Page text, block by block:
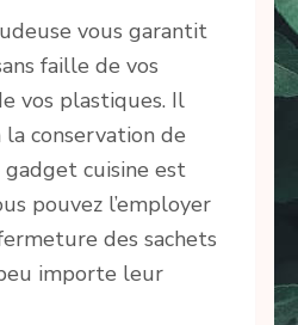
vous garantit
faille de vos
vos plastiques. Il
conservation de
gadget cuisine est
pouvez l’employer
des sachets
importe leur